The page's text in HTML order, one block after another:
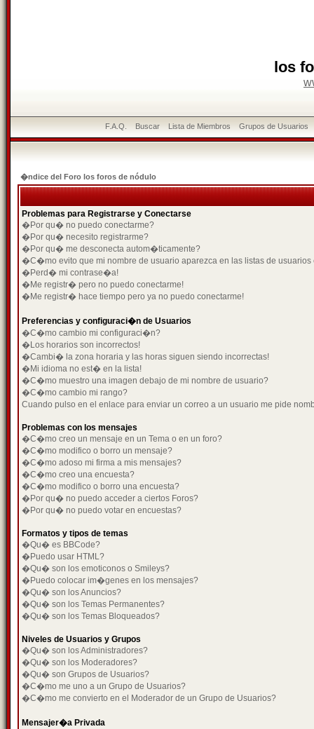
los
F.A.Q. Buscar Lista de Miembros Grupos de Usuarios
�ndice del Foro los foros de nódulo
Problemas para Registrarse y Conectarse
�Por qu� no puedo conectarme?
�Por qu� necesito registrarme?
�Por qu� me desconecta autom�ticamente?
�C�mo evito que mi nombre de usuario aparezca en las listas de usuarios
�Perd� mi contrase�a!
�Me registr� pero no puedo conectarme!
�Me registr� hace tiempo pero ya no puedo conectarme!
Preferencias y configuraci�n de Usuarios
�C�mo cambio mi configuraci�n?
�Los horarios son incorrectos!
�Cambi� la zona horaria y las horas siguen siendo incorrectas!
�Mi idioma no est� en la lista!
�C�mo muestro una imagen debajo de mi nombre de usuario?
�C�mo cambio mi rango?
Cuando pulso en el enlace para enviar un correo a un usuario me pide
Problemas con los mensajes
�C�mo creo un mensaje en un Tema o en un foro?
�C�mo modifico o borro un mensaje?
�C�mo adoso mi firma a mis mensajes?
�C�mo creo una encuesta?
�C�mo modifico o borro una encuesta?
�Por qu� no puedo acceder a ciertos Foros?
�Por qu� no puedo votar en encuestas?
Formatos y tipos de temas
�Qu� es BBCode?
�Puedo usar HTML?
�Qu� son los emoticonos o Smileys?
�Puedo colocar im�genes en los mensajes?
�Qu� son los Anuncios?
�Qu� son los Temas Permanentes?
�Qu� son los Temas Bloqueados?
Niveles de Usuarios y Grupos
�Qu� son los Administradores?
�Qu� son los Moderadores?
�Qu� son Grupos de Usuarios?
�C�mo me uno a un Grupo de Usuarios?
�C�mo me convierto en el Moderador de un Grupo de Usuarios?
Mensajer�a Privada